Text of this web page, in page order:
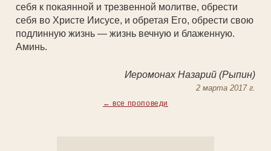
себя к покаянной и трезвенной молитве, обрести
себя во Христе Иисусе, и обретая Его, обрести свою
подлинную жизнь — жизнь вечную и блаженную.
Аминь.
Иеромонах Назарий (Рыпин)
2 марта 2017 г.
← все проповеди